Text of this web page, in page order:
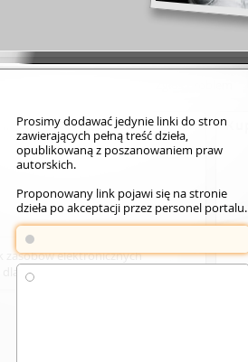
zasobów elektronicznych
dla wybranego dzieła.
Kup
Prosimy dodawać jedynie linki do stron
zawierających pełną treść dzieła,
opublikowaną z poszanowaniem praw
autorskich.
Proponowany link pojawi się na stronie
dzieła po akceptacji przez personel portalu.